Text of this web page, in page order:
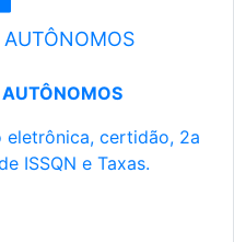
AUTÔNOMOS
AUTÔNOMOS
eletrônica, certidão, 2a
ISSQN e Taxas.